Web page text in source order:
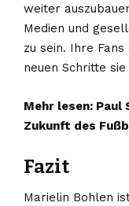
weiter
Medien und
zu sein. Ihre
neuen Schritte
Mehr lesen: Paul
Zukunft des
Fazit
Marielin Bohlen